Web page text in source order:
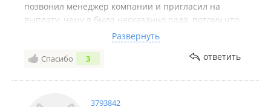
позвонил менеджер компании и пригласил на
выплату, чему я была несказанно рада, потому что
от страховой я так денег и не дождалась, хотя все
документы им отправляли. Потом мне от страховой
пришло направление на ремонт (я к тому времени
что уже иск в суд отдали и судятся со страховой
Развернуть
Спасибо 3 ответить
3793842